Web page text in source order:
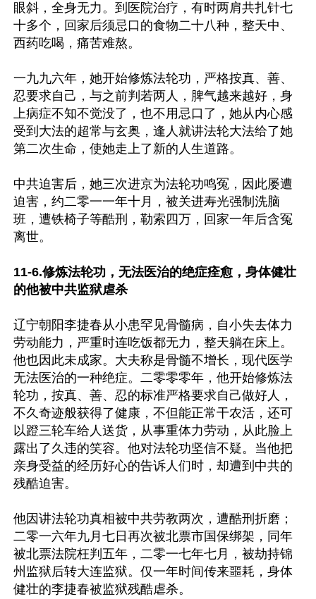
眼斜，全身无力。到医院治疗，有时两肩共扎针七
十多个，回家后须忌口的食物二十八种，整天中、
西药吃喝，痛苦难熬。
一九九六年，她开始修炼法轮功，严格按真、善、
忍要求自己，与之前判若两人，脾气越来越好，身
上病症不知不觉没了，也不用忌口了，她从内心感
受到大法的超常与玄奥，逢人就讲法轮大法给了她
第二次生命，使她走上了新的人生道路。
中共迫害后，她三次进京为法轮功鸣冤，因此屡遭
迫害，约二零一一年十月，被关进寿光强制洗脑
班，遭铁椅子等酷刑，勒索四万，回家一年后含冤
离世。
11-6.修炼法轮功，无法医治的绝症痊愈，身体健壮
的他被中共监狱虐杀
辽宁朝阳李捷春从小患罕见骨髓病，自小失去体力
劳动能力，严重时连吃饭都无力，整天躺在床上。
他也因此未成家。大夫称是骨髓不增长，现代医学
无法医治的一种绝症。二零零零年，他开始修炼法
轮功，按真、善、忍的标准严格要求自己做好人，
不久奇迹般获得了健康，不但能正常干农活，还可
以蹬三轮车给人送货，从事重体力劳动，从此脸上
露出了久违的笑容。他对法轮功坚信不疑。当他把
亲身受益的经历好心的告诉人们时，却遭到中共的
残酷迫害。
他因讲法轮功真相被中共劳教两次，遭酷刑折磨；
二零一六年九月七日再次被北票市国保绑架，同年
被北票法院枉判五年，二零一七年七月，被劫持锦
州监狱后转大连监狱。仅一年时间传来噩耗，身体
健壮的李捷春被监狱残酷虐杀。